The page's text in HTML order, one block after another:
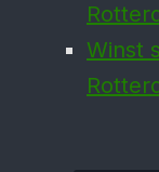
Winst